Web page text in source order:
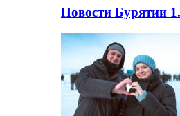
Новости Бурятии